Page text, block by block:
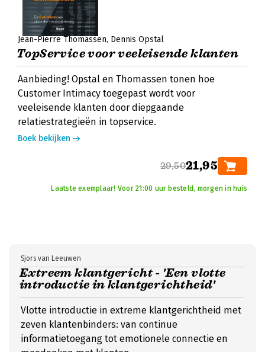
Jean-Pierre Thomassen Dennis Opstal
TopService voor veeleisende klanten
Aanbieding! Opstal en Thomassen tonen hoe
Customer Intimacy toegepast wordt voor
veeleisende klanten door diepgaande
relatiestrategieën in topservice.
Boek bekijken
29,5021,95
Laatste exemplaar! Voor 21:00 uur besteld, morgen in huis
Extreem klantgericht - 'Een vlotte
introductie in klantgerichtheid'
Sjors van Leeuwen
Vlotte introductie in extreme klantgerichtheid met
zeven klantenbinders: van continue
informatietoegang tot emotionele connectie en